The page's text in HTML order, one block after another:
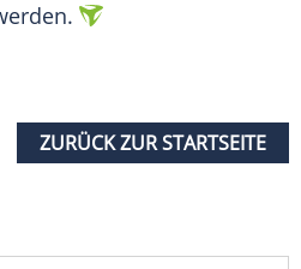
ZURÜCK ZUR STARTSEITE